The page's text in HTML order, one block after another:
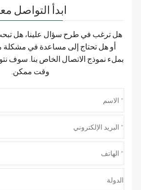
ابدأ التواصل
هل ترغب في طرح سؤال علينا، هل
أو هل تحتاج إلى مساعدة في مشكلة
بملء نموذج الاتصال الخاص بنا. سوف
وقت ممكن.